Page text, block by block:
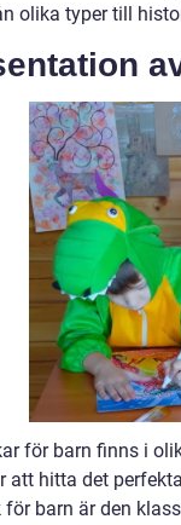
olika typer till
för barn finns i
att hitta det
för barn är den